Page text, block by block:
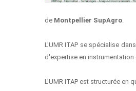
de Montpellier SupAgro.
L'UMR ITAP se spécialise
d'expertise en instrumentation
L’UMR ITAP est structurée en